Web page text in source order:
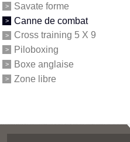
Savate forme
Canne de combat
Cross training 5 X 9
Piloboxing
Boxe anglaise
Zone libre